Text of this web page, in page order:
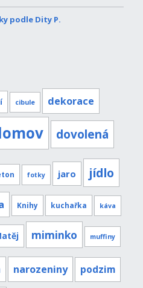
podle Dity P.
cibule dekorace
dovolená
fotky jaro jídlo
Knihy kuchařka káva
miminko muffiny
narozeniny podzim